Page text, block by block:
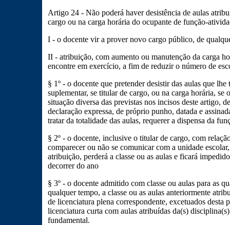
Artigo 24 - Não poderá haver desistência de aulas
cargo ou na carga horária do ocupante de função-
I - o docente vir a prover novo cargo público, de
II - atribuição, com aumento ou manutenção da carga
encontre em exercício, a fim de reduzir o número de
§ 1º - o docente que pretender desistir das aulas que
suplementar, se titular de cargo, ou na carga horária, se
situação diversa das previstas nos incisos deste artigo,
declaração expressa, de próprio punho, datada e
tratar da totalidade das aulas, requerer a dispensa da
§ 2º - o docente, inclusive o titular de cargo, com
comparecer ou não se comunicar com a unidade
atribuição, perderá a classe ou as aulas e ficará
decorrer do ano
§ 3º - o docente admitido com classe ou aulas para as
qualquer tempo, a classe ou as aulas anteriormente
de licenciatura plena correspondente, excetuados desta
licenciatura curta com aulas atribuídas da(s)
fundamental.